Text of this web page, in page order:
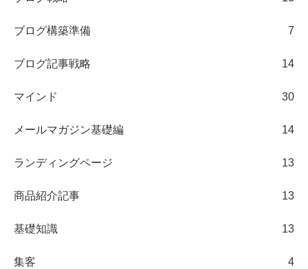
ブログ構築準備 7
ブログ記事戦略 14
マインド 30
メールマガジン基礎編 14
ランディングページ 13
商品紹介記事 13
基礎知識 13
集客 4